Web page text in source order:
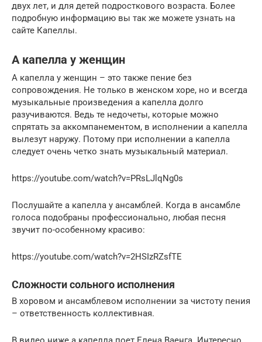
двух лет, и для детей подросткового возраста. Более
подробную информацию вы так же можете узнать на
сайте Капеллы.
А капелла у женщин
А капелла у женщин – это также пение без
сопровождения. Не только в женском хоре, но и всегда
музыкальные произведения а капелла долго
разучиваются. Ведь те недочеты, которые можно
спрятать за аккомпанементом, в исполнении а капелла
вылезут наружу. Потому при исполнении а капелла
следует очень четко знать музыкальный материал.
https://youtube.com/watch?v=PRsLJlqNg0s
Послушайте а капелла у ансамблей. Когда в ансамбле
голоса подобраны профессионально, любая песня
звучит по-особенному красиво:
https://youtube.com/watch?v=2HSIzRZsfTE
Сложности сольного исполнения
В хоровом и ансамблевом исполнении за чистоту пения
– ответственность коллективная.